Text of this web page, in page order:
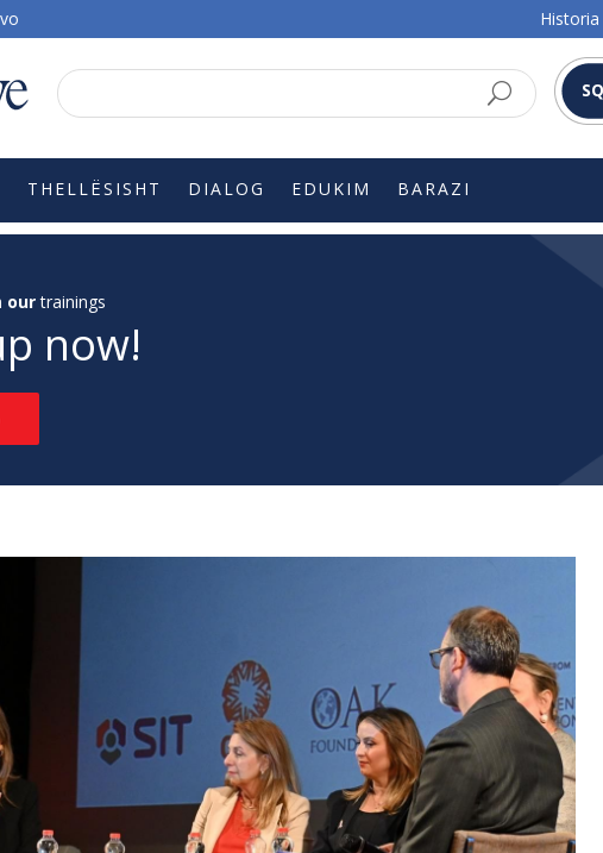
Historia
SQ
THELLËSISHT DIALOG EDUKIM BARAZI
ourtrainings
now!